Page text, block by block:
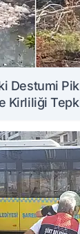
Destumi
Kirliliği